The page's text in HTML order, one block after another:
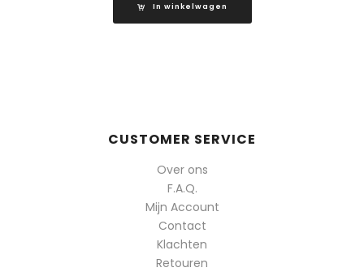
In winkelwagen
CUSTOMER SERVICE
Over ons
F.A.Q.
Mijn Account
Contact
Klachten
Retouren